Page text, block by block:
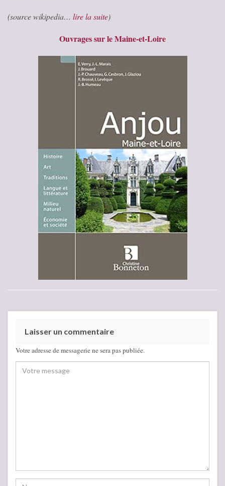
(source wikipedia… lire la suite)
Ouvrages sur le Maine-et-Loire
Laisser un commentaire
Votre adresse de messagerie ne sera pas publiée.